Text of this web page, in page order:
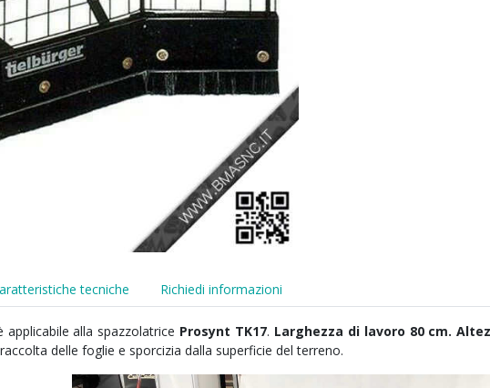
tecniche Richiedi informazioni
applicabile alla spazzolatrice Prosynt TK17. Larghezza di lavoro 80 cm.
delle foglie e sporcizia dalla superficie del terreno.